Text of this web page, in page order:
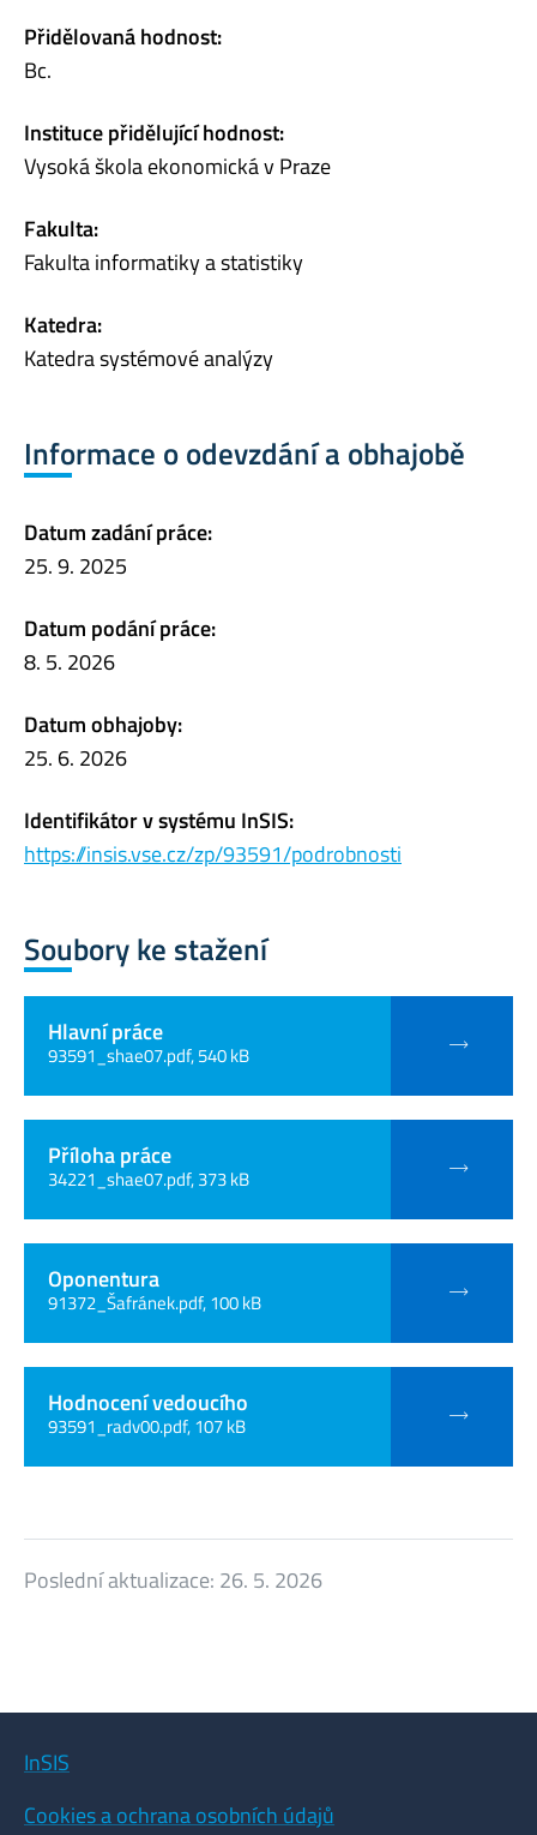
Přidělovaná hodnost:
Bc.
Instituce přidělující hodnost:
Vysoká škola ekonomická v Praze
Fakulta:
Fakulta informatiky a statistiky
Katedra:
Katedra systémové analýzy
Informace o odevzdání a obhajobě
Datum zadání práce:
25. 9. 2025
Datum podání práce:
8. 5. 2026
Datum obhajoby:
25. 6. 2026
Identifikátor v systému InSIS:
https://insis.vse.cz/zp/93591/podrobnosti
Soubory ke stažení
Hlavní práce
93591_shae07.pdf, 540 kB
Příloha práce
34221_shae07.pdf, 373 kB
Oponentura
91372_Šafránek.pdf, 100 kB
Hodnocení vedoucího
93591_radv00.pdf, 107 kB
Poslední aktualizace: 26. 5. 2026
InSIS
Cookies a ochrana osobních údajů